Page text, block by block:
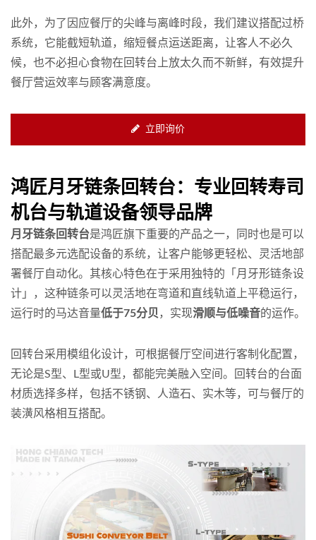
此外，为了因应餐厅的尖峰与离峰时段，我们建议搭配过桥
系统，它能截短轨道，缩短餐点运送距离，让客人不必久
候，也不必担心食物在回转台上放太久而不新鲜，有效提升
餐厅营运效率与顾客满意度。
立即询价
鸿匠月牙链条回转台：专业回转寿司
机台与轨道设备领导品牌
月牙链条回转台是鸿匠旗下重要的产品之一，同时也是可以
搭配最多元选配设备的系统，让客户能够更轻松、灵活地部
署餐厅自动化。其核心特色在于采用独特的「月牙形链条设
计」，这种链条可以灵活地在弯道和直线轨道上平稳运行，
运行时的马达音量低于75分贝 ，实现滑顺与低噪音的运作。
回转台采用模组化设计，可根据餐厅空间进行客制化配置，
无论是S型、L型或U型，都能完美融入空间。回转台的台面
材质选择多样，包括不锈钢、人造石、实木等，可与餐厅的
装潢风格相互搭配。